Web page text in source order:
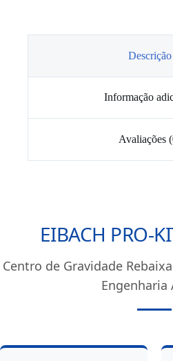
Descrição
Informação
Avaliações
EIBACH PRO-
Centro de Gravidade
Engenharia